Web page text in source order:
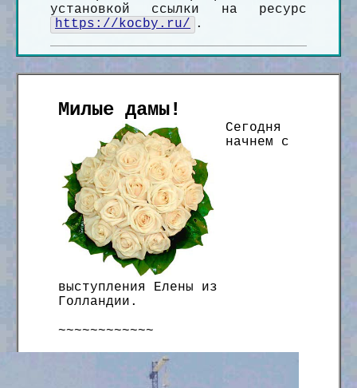
установкой ссылки на ресурс
https://kocby.ru/
.
Милые дамы!
Сегодня
начнем с
выступления Елены из
Голландии.
~~~~~~~~~~~~